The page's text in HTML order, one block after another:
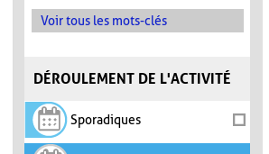
Voir tous les mots-clés
DÉROULEMENT DE L'ACTIVITÉ
Sporadiques